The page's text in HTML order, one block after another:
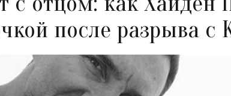
после разрыва с